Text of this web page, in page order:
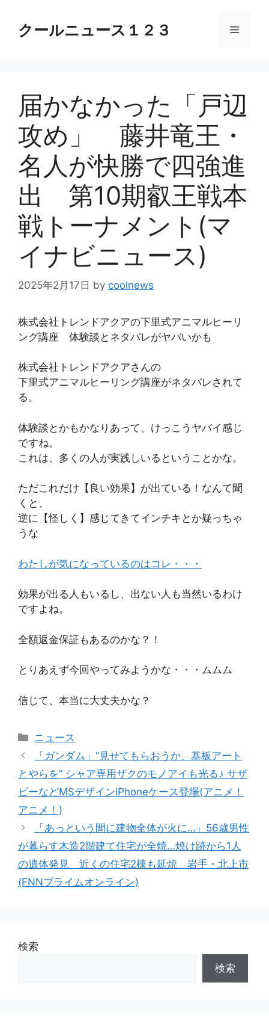
クールニュース１２３ メ
ュ
届かなかった「戸辺
攻め」 藤井竜王・
名人が快勝で四強進
出 第10期叡王戦本
戦トーナメント(マ
イナビニュース)
2025年2月17日 by coolnews
株式会社トレンドアクアの下里式アニマルヒーリ
ング講座 体験談とネタバレがヤバいかも
株式会社トレンドアクアさんの
下里式アニマルヒーリング講座がネタバレされて
る。
体験談とかもかなりあって、けっこうヤバイ感じ
ですね。
これは、多くの人が実践しいるということかな。
ただこれだけ【良い効果】が出ている！なんて聞
くと、
逆に【怪しく】感じてきてインチキとか疑っちゃ
うな
わたしが気になっているのはコレ・・・
効果が出る人もいるし、出ない人も当然いるわけ
ですよね。
全額返金保証もあるのかな？！
とりあえず今回やってみようかな・・・ムムム
信じて、本当に大丈夫かな？
カ
テ
リ
ー
ニュース
「ガンダム」“見せてもらおうか、基板アート
とやらを” シャア専用ザクのモノアイも光る♪ サザ
ビーなどMSデザインiPhoneケース登場(アニメ！
アニメ！)
「あっという間に建物全体が火に…」56歳男性
が暮らす木造2階建て住宅が全焼…焼け跡から1人
の遺体発見 近くの住宅2棟も延焼 岩手・北上市
(FNNプライムオンライン)
検索
検索